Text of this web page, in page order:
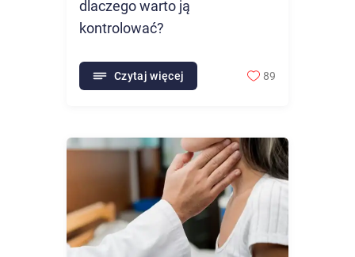
dlaczego warto ją
kontrolować?
Czytaj więcej 89